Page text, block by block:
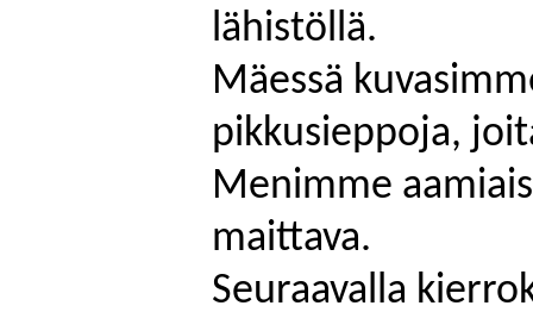
lähistöllä.
Mäessä
pikkusieppoja,
Menimme
maittava.
Seuraavalla